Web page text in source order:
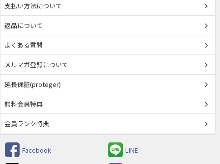
支払い方法について
返品について
よくある質問
メルマガ登録について
延長保証(proteger)
無料会員特典
会員ランク特典
Facebook LINE